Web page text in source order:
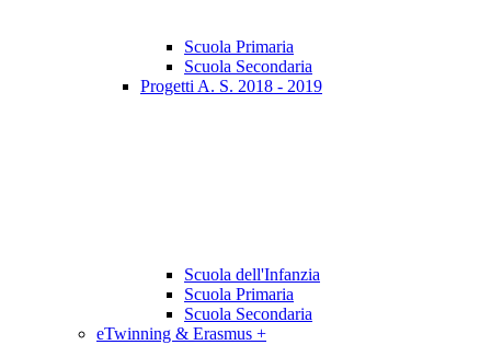
Scuola Primaria
Scuola Secondaria
Progetti A. S. 2018 - 2019
Scuola dell'Infanzia
Scuola Primaria
Scuola Secondaria
eTwinning & Erasmus +